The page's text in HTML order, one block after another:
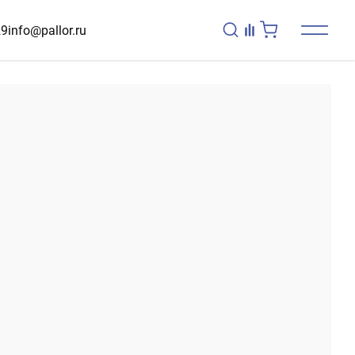
info@pallor.ru